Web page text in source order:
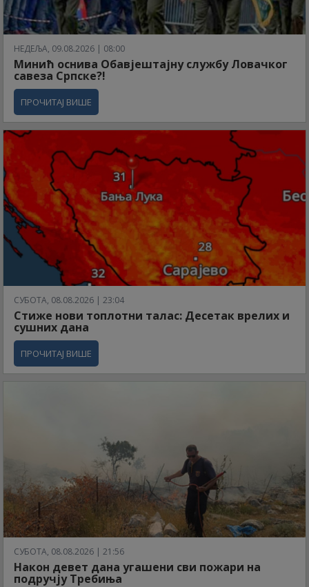
НЕДЕЉА, 09.08.2026 | 08:00
Минић оснива Обавјештајну службу Ловачког
савеза Српске?!
ПРОЧИТАЈ ВИШЕ
СУБОТА, 08.08.2026 | 23:04
Стиже нови топлотни талас: Десетак врелих и
сушних дана
ПРОЧИТАЈ ВИШЕ
СУБОТА, 08.08.2026 | 21:56
Након девет дана угашени сви пожари на
подручју Требиња